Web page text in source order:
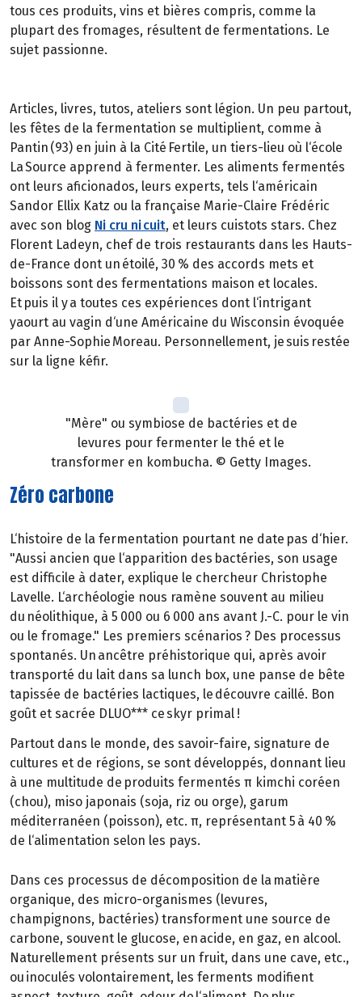
tous ces produits, vins et bières compris, comme la
plupart des fromages, résultent de fermentations. Le
sujet passionne.
Articles, livres, tutos, ateliers sont légion. Un peu partout,
les fêtes de la fermentation se multiplient, comme à
Pantin (93) en juin à la Cité Fertile, un tiers-lieu où l‘école
La Source apprend à fermenter. Les aliments fermentés
ont leurs aficionados, leurs experts, tels l‘américain
Sandor Ellix Katz ou la française Marie-Claire Frédéric
avec son blog Ni cru ni cuit, et leurs cuistots stars. Chez
Florent Ladeyn, chef de trois restaurants dans les Hauts-
de-France dont un étoilé, 30 % des accords mets et
boissons sont des fermentations maison et locales.
Et puis il y a toutes ces expériences dont l‘intrigant
yaourt au vagin d‘une Américaine du Wisconsin évoquée
par Anne-Sophie Moreau. Personnellement, je suis restée
sur la ligne kéfir.
"Mère" ou symbiose de bactéries et de
levures pour fermenter le thé et le
transformer en kombucha. © Getty Images.
Zéro carbone
L‘histoire de la fermentation pourtant ne date pas d‘hier.
"Aussi ancien que l‘apparition des bactéries, son usage
est difficile à dater, explique le chercheur Christophe
Lavelle. L‘archéologie nous ramène souvent au milieu
du néolithique, à 5 000 ou 6 000 ans avant J.-C. pour le vin
ou le fromage." Les premiers scénarios ? Des processus
spontanés. Un ancêtre préhistorique qui, après avoir
transporté du lait dans sa lunch box, une panse de bête
tapissée de bactéries lactiques, le découvre caillé. Bon
goût et sacrée DLUO*** ce skyr primal !
Partout dans le monde, des savoir-faire, signature de
cultures et de régions, se sont développés, donnant lieu
à une multitude de produits fermentés π kimchi coréen
(chou), miso japonais (soja, riz ou orge), garum
méditerranéen (poisson), etc. π, représentant 5 à 40 %
de l‘alimentation selon les pays.
Dans ces processus de décomposition de la matière
organique, des micro-organismes (levures,
champignons, bactéries) transforment une source de
carbone, souvent le glucose, en acide, en gaz, en alcool.
Naturellement présents sur un fruit, dans une cave, etc.,
ou inoculés volontairement, les ferments modifient